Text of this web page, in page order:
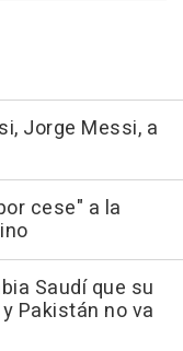
Jorge Messi, a
cese" a la
Saudí que su
Pakistán no va